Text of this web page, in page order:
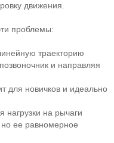
движения.
проблемы:
траекторию
и направляя
для новичков и идеально
нагрузки на рычаги
но ее равномерное